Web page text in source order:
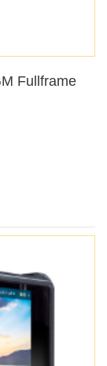
Fullframe